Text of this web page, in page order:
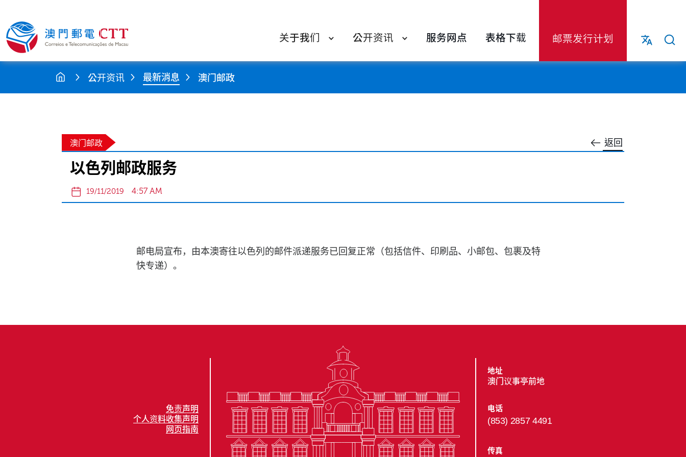
关于我们 公开资讯 服务网点 表格下载 邮票发行计划
公开资讯 最新消息 澳门邮政
返回
澳门邮政
以色列邮政服务
19/11/2019 4:57 AM
邮电局宣布，由本澳寄往以色列的邮件派递服务已回复正常（包括信件、印刷品、小邮包、包裹及特
快专递）。
免责声明
个人资料收集声明
网页指南
地址
澳门议事亭前地
电话
(853) 2857 4491
传真